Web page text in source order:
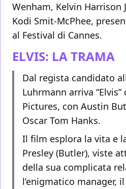
Wenham, Kelvin Harrison
Kodi Smit-McPhee,
al Festival di Cannes.
ELVIS: LA TRAMA
Dal regista candidato
Luhrmann arriva
Pictures, con Austin
Oscar Tom Hanks.
Il film esplora la vita e
Presley (Butler), viste
della sua complicata
l’enigmatico manager,